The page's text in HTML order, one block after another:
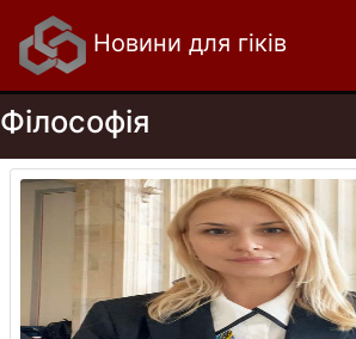
Новини для гіків
Філософія